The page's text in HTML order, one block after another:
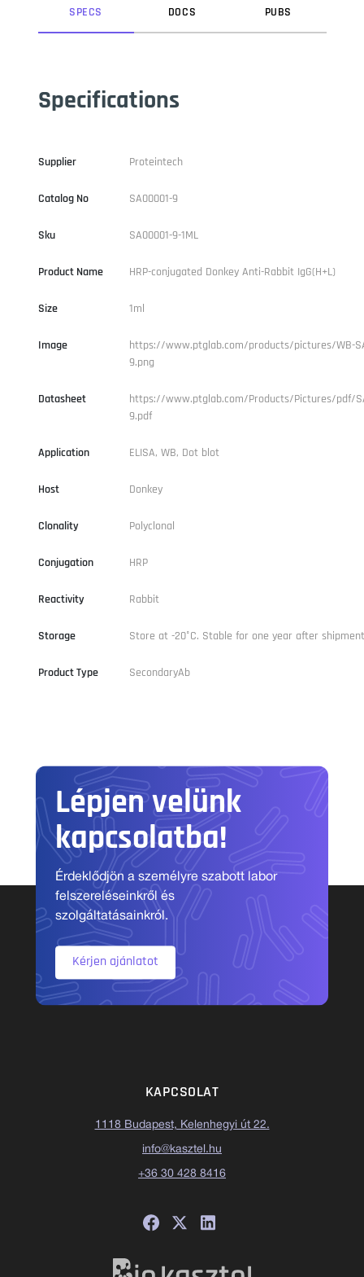
SPECS DOCS PUBS
Specifications
Supplier Proteintech
Catalog No SA00001-9
Sku SA00001-9-1ML
Product Name HRP-conjugated Donkey Anti-Rabbit IgG(H+L)
Size 1ml
Image
https://www.ptglab.com/products/pictures/WB-
9.png
Datasheet
https://www.ptglab.com/Products/Pictures/pdf/
9.pdf
Application ELISA, WB, Dot blot
Host Donkey
Clonality Polyclonal
Conjugation HRP
Reactivity Rabbit
Storage Store at -20°C. Stable for one year after
Product Type SecondaryAb
Lépjen velünk
kapcsolatba!
Érdeklődjön a személyre szabott labor
felszereléseinkről és
szolgáltatásainkról.
Kérjen ajánlatot
KAPCSOLAT
1118 Budapest, Kelenhegyi út 22.
info@kasztel.hu
+36 30 428 8416